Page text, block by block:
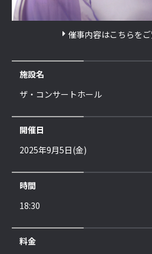
催事内容はこちらを
施設名
ザ・コンサートホール
開催日
2025年9月5日(金)
時間
18:30
料金